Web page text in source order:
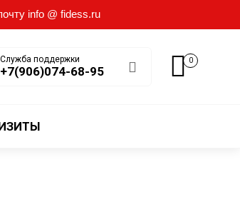
info @ fidess.ru
Служба поддержки
+7(906)074-68-95
0